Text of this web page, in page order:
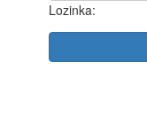
Lozinka: